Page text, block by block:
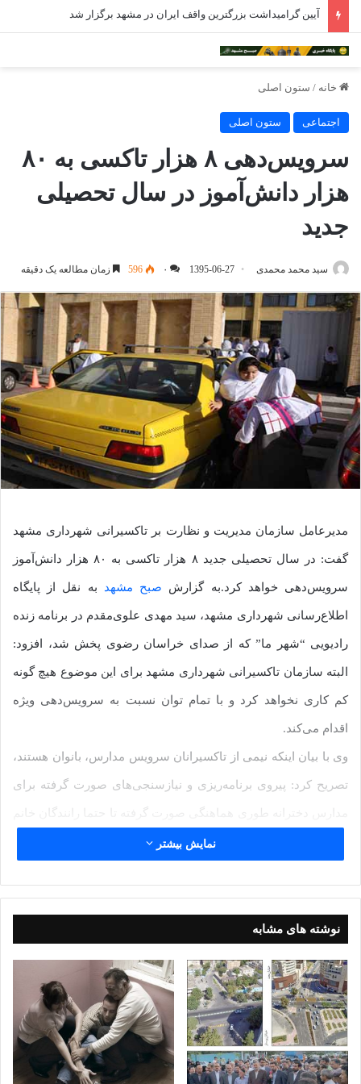
آیین گرامیداشت بزرگترین واقف ایران در مشهد برگزار شد
خانه / ستون اصلی
اجتماعی ستون اصلی
سرویس‌دهی ۸ هزار تاکسی به ۸۰
هزار دانش‌آموز در سال تحصیلی
جدید
سید محمد محمدی 1395-06-27 ۰ 596 زمان مطالعه یک دقیقه
مدیرعامل سازمان مدیریت و نظارت بر تاکسیرانی شهرداری مشهد
گفت: در سال تحصیلی جدید ۸ هزار تاکسی به ۸۰ هزار دانش‌آموز
سرویس‌‎دهی خواهد کرد. به گزارش صبح مشهد به نقل از پایگاه
اطلاع‌رسانی شهرداری مشهد، سید مهدی علوی‌مقدم در برنامه زنده
رادیویی “شهر ما” که از صدای خراسان رضوی پخش شد، افزود:
البته سازمان تاکسیرانی شهرداری مشهد برای این موضوع هیچ گونه
کم کاری نخواهد کرد و با تمام توان نسبت به سرویس‌دهی ویژه
اقدام می‌کند.
وی با بیان اینکه نیمی از تاکسیرانان سرویس مدارس، بانوان هستند،
تصریح کرد: پیروی برنامه‌ریزی و نیازسنجی‌های صورت گرفته برای
مدارس دخترانه طوری هماهنگی صورت گرفته تا حتما رانندگان خانم
به انجام وظیفه بپردازند و رانندگان آقا برای مدارس پسرانه
مدیرعامل سازمان مدیریت و نظارت بر تاکسیرانی شهرداری مشهد
یادآور شد: برای سال تحصیلی پیش رو، روی تمامی ناوگان
برچسب‌های شناسایی نصب شده ضمن اینکه برای رانندگان کارت
شناسایی معتبر صادر شده تا براساس منطقه‌بندی بهترین
سرویس‌دهی برای دانش‌آموزان صورت گیرد.
علوی‌مقدم افزود: تعداد ۵۰ بازرس سازمان تاکسیرانی به همراه
نمایش بیشتر
نوشته های مشابه